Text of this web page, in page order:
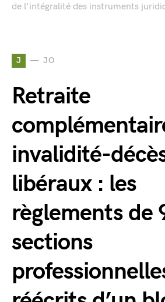
de l'intégralité des instruments
J JO
Retraite
invalidité-
libéraux : les
règlements de
sections